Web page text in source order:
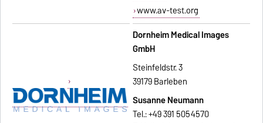
www.av-test.org
Dornheim Medical Images
GmbH
Steinfeldstr. 3
39179 Barleben
Susanne Neumann
Tel.: +49 391 5054570